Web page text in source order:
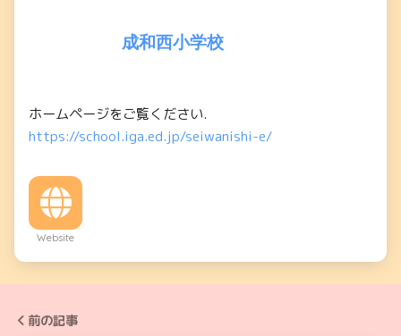
成和西小学校
ホームページをご覧ください.
https://school.iga.ed.jp/seiwanishi-e/
Website
前の記事